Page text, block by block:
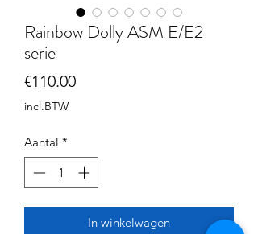
Rainbow Dolly ASM E/E2
serie
€110.00Prijs
incl.BTW
Aantal *
In winkelwagen